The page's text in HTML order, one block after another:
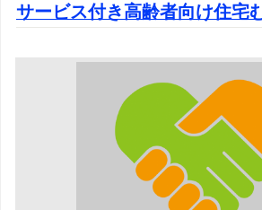
サービス付き高齢者向け住宅